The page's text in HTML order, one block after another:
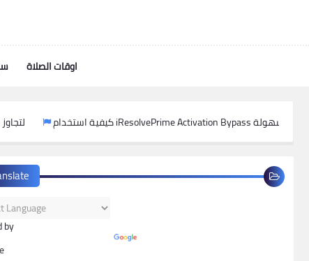
اوقات الصلاة
كيفية استخدام iResolvePrime Activation Bypass لتجاوز الأيكلود بسهولة
by